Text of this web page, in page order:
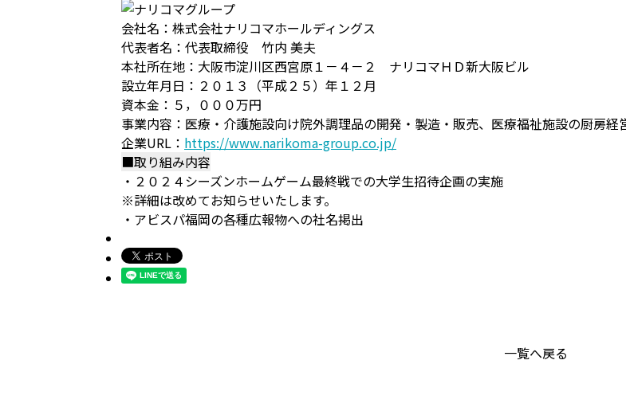
会社名：株式会社ナリコマホールディングス
代表者名：代表取締役 竹内 美夫
本社所在地：大阪市淀川区西宮原１－４－２ ナリコマＨＤ新大阪ビル
設立年月日：２０１３（平成２５）年１２月
資本金：５，０００万円
事業内容：医療・介護施設向け院外調理品の開発・製造・販売、医療福祉施設の厨房経
企業URL： https://www.narikoma-group.co.jp/
■取り組み内容
・２０２４シーズンホームゲーム最終戦での大学生招待企画の実施
※詳細は改めてお知らせいたします。
・アビスパ福岡の各種広報物への社名掲出
一覧へ戻る